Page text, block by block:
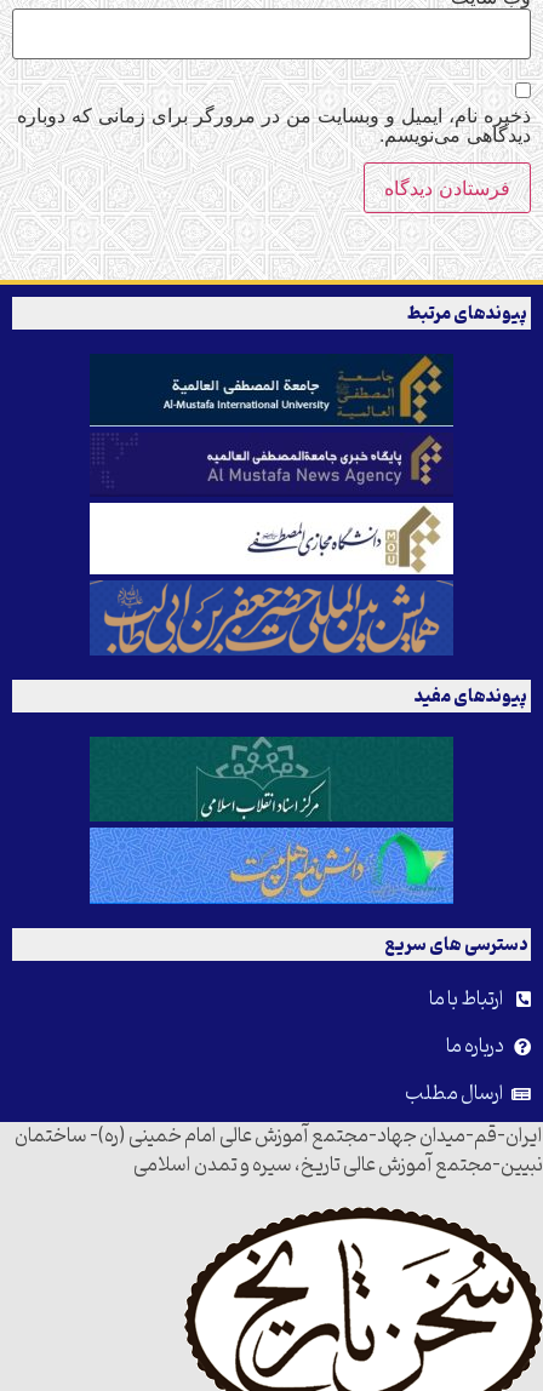
ذخیره نام، ایمیل و وبسایت من در مرورگر برای زمانی که دوباره
دیدگاهی می‌نویسم.
پیوندهای مرتبط
پیوندهای مفید
دسترسی های سریع
ارتباط با ما
درباره ما
ارسال مطلب
ایران-قم-میدان جهاد-مجتمع آموزش عالی امام خمینی (ره)- ساختمان
نبیین-مجتمع آموزش عالی تاریخ، سیره و تمدن اسلامی